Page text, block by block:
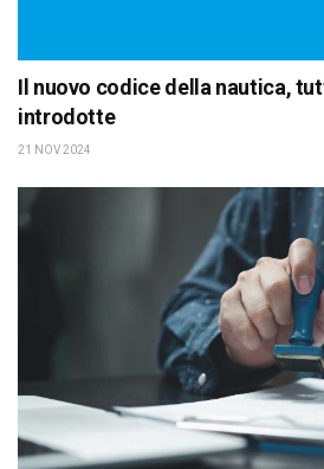
Il nuovo codice della nautica,
introdotte
21 NOV 2024